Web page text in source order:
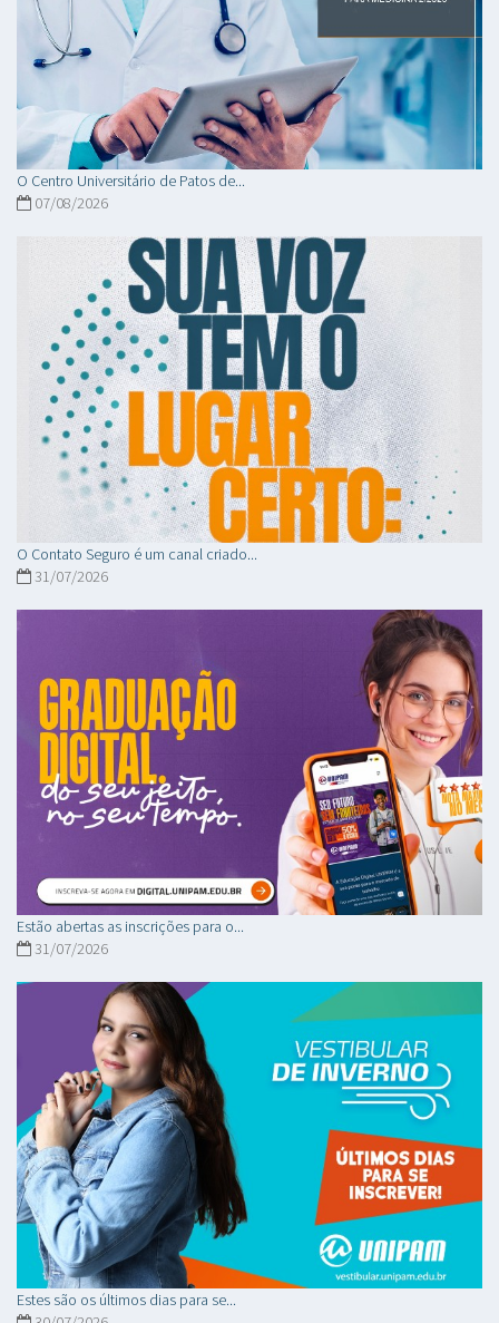
O Centro Universitário de Patos de...
07/08/2026
O Contato Seguro é um canal criado...
31/07/2026
Estão abertas as inscrições para o...
31/07/2026
Estes são os últimos dias para se...